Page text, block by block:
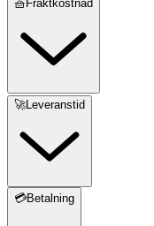
🧺Fraktkostnad
🚀Leveranstid
💳Betalning